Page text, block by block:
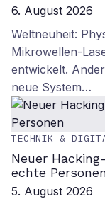
6. August 2026
Weltneuheit:
Mikrowellen-
entwickelt.
neue System…
TECHNIK &
Neuer
echte
5. August 2026